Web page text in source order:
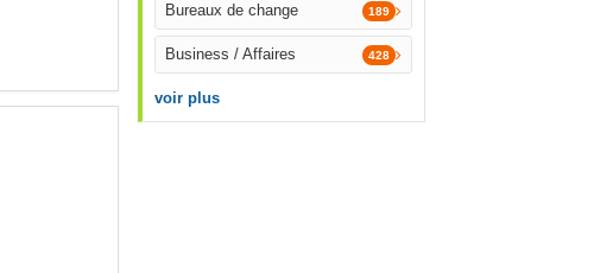
Bureaux de change 189
Business / Affaires 428
voir plus